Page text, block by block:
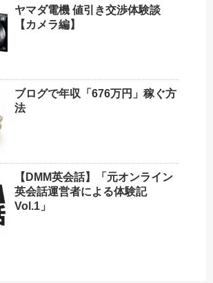
ヤマダ電機 値引き交渉体験談
【カメラ編】
ブログで年収「676万円」稼ぐ方
法
【DMM英会話】「元オンライン
英会話運営者による体験記
Vol.1」